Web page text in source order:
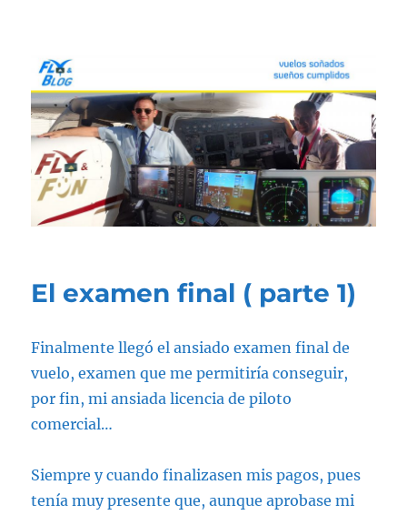
El examen final ( parte 1)
Finalmente llegó el ansiado examen final de
vuelo, examen que me permitiría conseguir,
por fin, mi ansiada licencia de piloto
comercial…
Siempre y cuando finalizasen mis pagos, pues
tenía muy presente que, aunque aprobase mi